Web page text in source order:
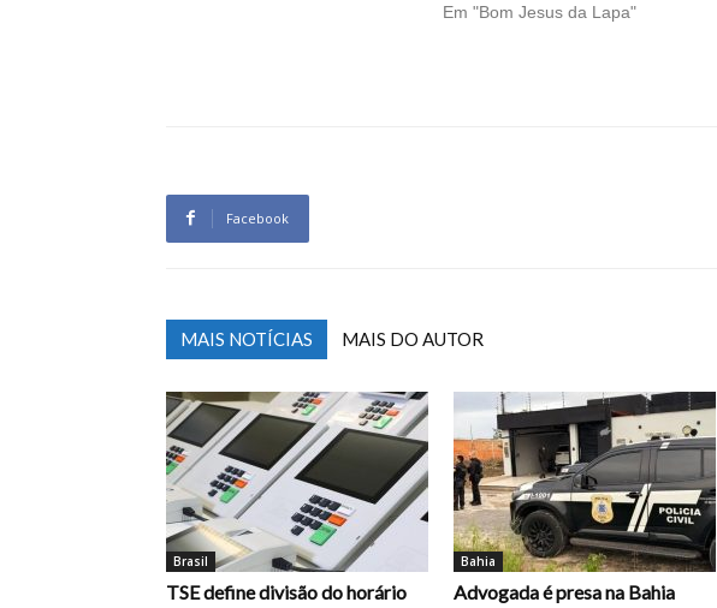
Em "Bom Jesus da Lapa"
Facebook
MAIS NOTÍCIAS MAIS DO AUTOR
Brasil
TSE define divisão do horário
Bahia
Advogada é presa na Bahia